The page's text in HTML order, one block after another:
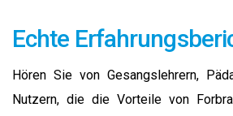
Echte
Hören Sie von Gesangslehrern,
Nutzern, die die Vorteile von